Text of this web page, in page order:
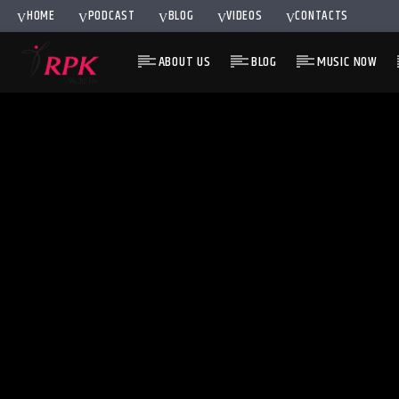
HOME PODCAST BLOG VIDEOS CONTACTS
ABOUT US BLOG MUSIC NOW